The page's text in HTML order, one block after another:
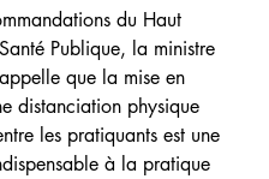
du Haut
Publique, la ministre
que la mise en
distanciation physique
les pratiquants est une
à la pratique